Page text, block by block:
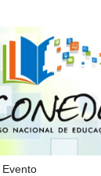
Evento